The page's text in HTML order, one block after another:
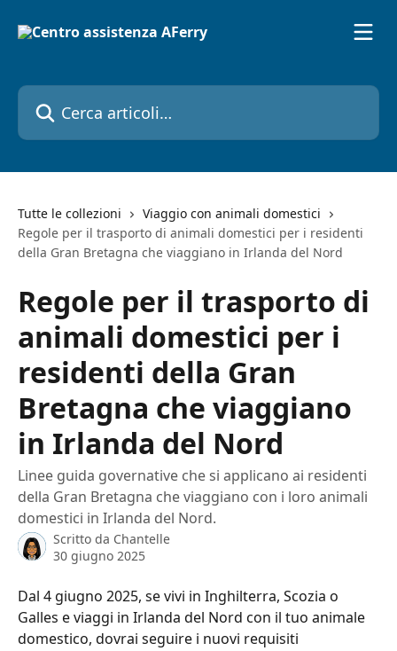
Cerca articoli…
Tutte le collezioni
Viaggio con animali domestici
Regole per il trasporto di animali domestici per i residenti
della Gran Bretagna che viaggiano in Irlanda del Nord
Regole per il trasporto di
animali domestici per i
residenti della Gran
Bretagna che viaggiano
in Irlanda del Nord
Linee guida governative che si applicano ai residenti
della Gran Bretagna che viaggiano con i loro animali
domestici in Irlanda del Nord.
Scritto da Chantelle
30 giugno 2025
Dal 4 giugno 2025, se vivi in ​​Inghilterra, Scozia o
Galles e viaggi in Irlanda del Nord con il tuo animale
domestico, dovrai seguire i nuovi requisiti